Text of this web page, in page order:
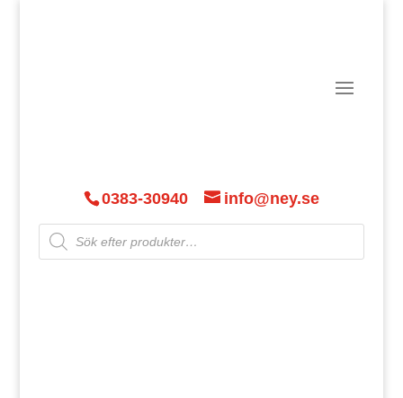
0383-30940 info@ney.se
Products
search